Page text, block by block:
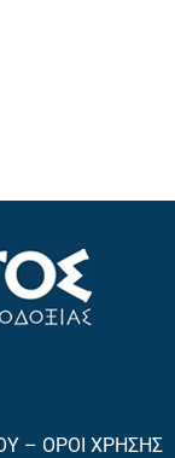
– ΟΡΟΙ ΧΡΗΣΗΣ